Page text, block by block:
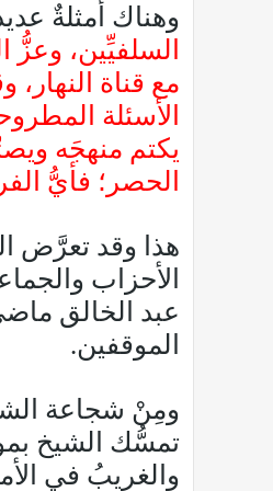
وهناك أمثلةٌ
السلفيِّين،
مع قناة
الأسئلة
يكتم منهجَه
الحصر؛ فأيُّ
هذا وقد تعرَّض
الأحزاب
عبد الخالق
الموقفين.
ومِنْ شجاعة
تمسُّك الشيخ
والغريبُ في